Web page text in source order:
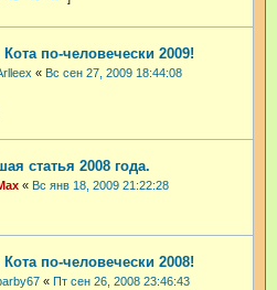
по-человечески 2009!
« Вс сен 27, 2009 18:44:08
статья 2008 года.
« Вс янв 18, 2009 21:22:28
по-человечески 2008!
« Пт сен 26, 2008 23:46:43